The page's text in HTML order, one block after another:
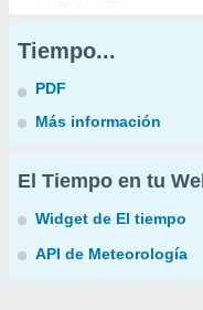
Tiempo...
PDF
Más información
El Tiempo en tu
Widget de El tiempo
API de Meteorología